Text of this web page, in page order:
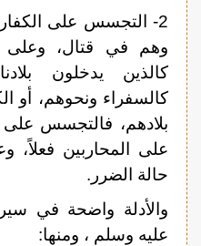
2- التجسس على
وهم في قتال، وعلى
كالذين يدخلون
كالسفراء ونحوهم، أو
بلادهم، فالتجسس
على المحاربين فعلاً،
حالة الضرر.
والأدلة واضحة في
عليه وسلم ، ومنها: